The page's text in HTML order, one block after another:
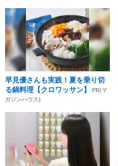
早見優さんも実践！夏を乗り切
る鍋料理【クロワッサン】
PR(マ
ガジンハウス)